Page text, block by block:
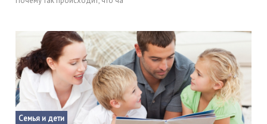
Семья и дети